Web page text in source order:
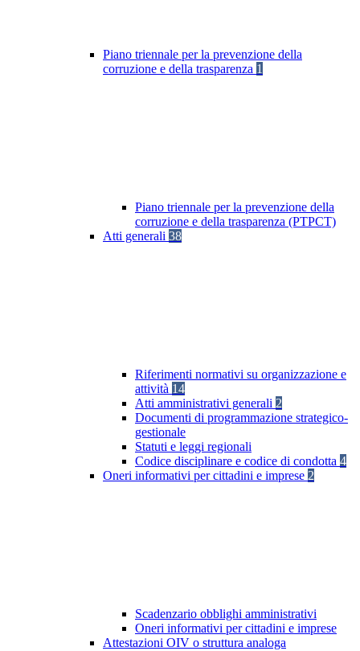
Piano triennale per la prevenzione della
corruzione e della trasparenza 1
Piano triennale per la prevenzione della
corruzione e della trasparenza (PTPCT)
Atti generali 38
Riferimenti normativi su organizzazione e
attività 14
Atti amministrativi generali 2
Documenti di programmazione strategico-
gestionale
Statuti e leggi regionali
Codice disciplinare e codice di condotta 4
Oneri informativi per cittadini e imprese 2
Scadenzario obblighi amministrativi
Oneri informativi per cittadini e imprese
Attestazioni OIV o struttura analoga